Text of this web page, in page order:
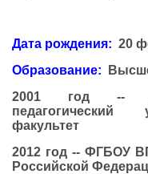
Дата рождения: 20
Образование:
2001 год --
педагогический
факультет
2012 год -- ФГБОУ
Российской